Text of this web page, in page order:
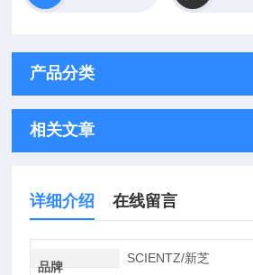
产品分类
相关文章
详细介绍 在线留言
品牌
SCIENTZ/新芝